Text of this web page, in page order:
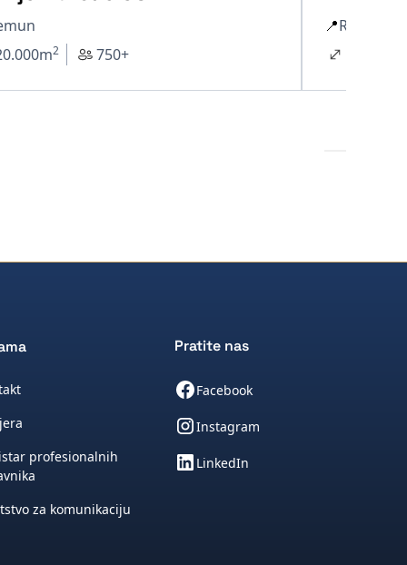
m2 750+
📍Rakovica
profesionalnih
za komunikaciju
Pratite nas
Facebook
Instagram
LinkedIn